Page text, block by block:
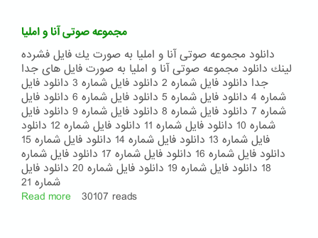
بهائی
مجموعه صوتى آنا و امليا
دانلود مجموعه صوتى آنا و امليا به صورت يك فايل فشرده
لينك دانلود مجموعه صوتى آنا و امليا به صورت فايل هاى جدا
جدا دانلود فايل شماره 2 دانلود فايل شماره 3 دانلود فايل
شماره 4 دانلود فايل شماره 5 دانلود فايل شماره 6 دانلود فايل
شماره 7 دانلود فايل شماره 8 دانلود فايل شماره 9 دانلود فايل
شماره 10 دانلود فايل شماره 11 دانلود فايل شماره 12 دانلود
فايل شماره 13 دانلود فايل شماره 14 دانلود فايل شماره 15
دانلود فايل شماره 16 دانلود فايل شماره 17 دانلود فايل شماره
18 دانلود فايل شماره 19 دانلود فايل شماره 20 دانلود فايل
شماره 21
Read more about
30107 reads